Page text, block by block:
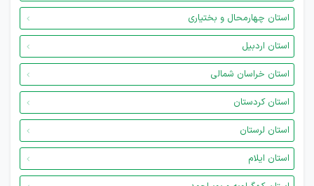
استان چهارمحال و بختیاری
استان اردبیل
استان خراسان شمالی
استان کردستان
استان لرستان
استان ایلام